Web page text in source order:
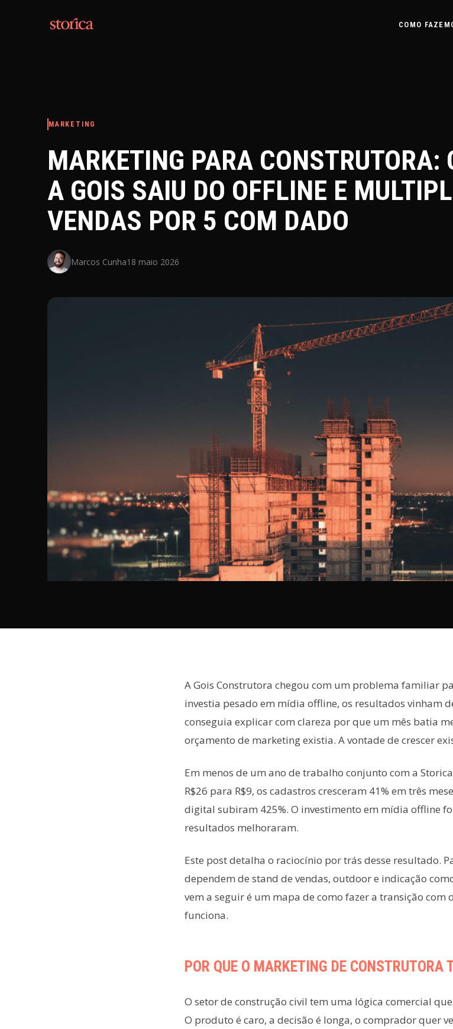
COMO
MARKETING
MARKETING PARA CONSTRUTORA:
A GOIS SAIU DO OFFLINE E
VENDAS POR 5 COM DADO
Marcos Cunha18 maio 2026
A Gois Construtora chegou com um problema familiar
investia pesado em mídia offline, os resultados vinham
conseguia explicar com clareza por que um mês batia
orçamento de marketing existia. A vontade de crescer
Em menos de um ano de trabalho conjunto com a
R$26 para R$9, os cadastros cresceram 41% em três
digital subiram 425%. O investimento em mídia offline
resultados melhoraram.
Este post detalha o raciocínio por trás desse resultado.
dependem de stand de vendas, outdoor e indicação
vem a seguir é um mapa de como fazer a transição com
funciona.
POR QUE O MARKETING DE CONSTRUTORA
O setor de construção civil tem uma lógica comercial
O produto é caro, a decisão é longa, o comprador quer